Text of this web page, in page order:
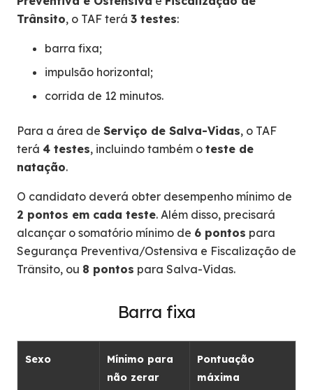
Trânsito, o TAF terá 3 testes:
barra fixa;
impulsão horizontal;
corrida de 12 minutos.
Para a área de Serviço de Salva-Vidas, o TAF
terá 4 testes, incluindo também o teste de
natação.
O candidato deverá obter desempenho mínimo de
2 pontos em cada teste. Além disso, precisará
alcançar o somatório mínimo de 6 pontos para
Segurança Preventiva/Ostensiva e Fiscalização de
Trânsito, ou 8 pontos para Salva-Vidas.
Barra fixa
Sexo
Mínimo para
não zerar
Pontuação
máxima